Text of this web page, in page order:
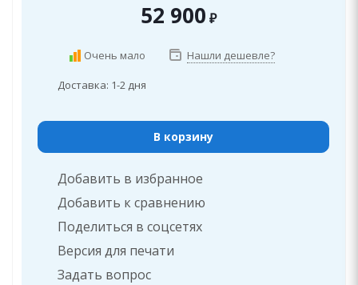
52 900 ₽
Очень мало Нашли дешевле?
Доставка: 1-2 дня
В корзину
Добавить в избранное
Добавить к сравнению
Поделиться в соцсетях
Версия для печати
Задать вопрос